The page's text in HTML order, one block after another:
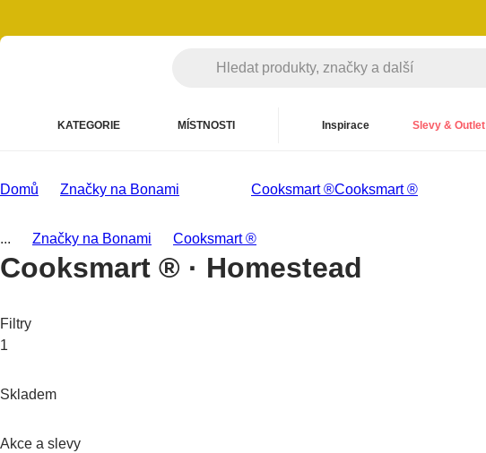
KATEGORIE MÍSTNOSTI Inspirace Slevy & Outlet
Domů Značky na Bonami Cooksmart ®Cooksmart ®
... Značky na Bonami Cooksmart ®
Cooksmart ® · Homestead
Filtry
1
Skladem
Akce a slevy